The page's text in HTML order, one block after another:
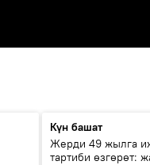
Күн башат
Жерди 49 жылга
тартиби өзгөрөт: